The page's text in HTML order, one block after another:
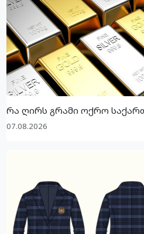
რა ღირს გრამი ოქრო
07.08.2026